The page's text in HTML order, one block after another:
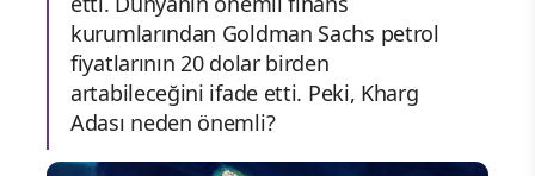
kurumlarından Goldman Sachs petrol
fiyatlarının 20 dolar birden
artabileceğini ifade etti. Peki, Kharg
Adası neden önemli?